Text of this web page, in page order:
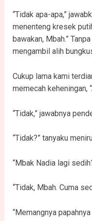
“Tidak apa-apa,”
menenteng kresek
bawakan, Mbah.”
mengambil alih
Cukup lama kami
memecah keheningan,
“Tidak,” jawabnya
“Tidak?” tanyaku
“Mbak Nadia lagi
“Tidak, Mbah. Cuma
“Memangnya